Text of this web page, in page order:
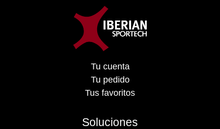
Tu cuenta
Tu pedido
Tus favoritos
Soluciones